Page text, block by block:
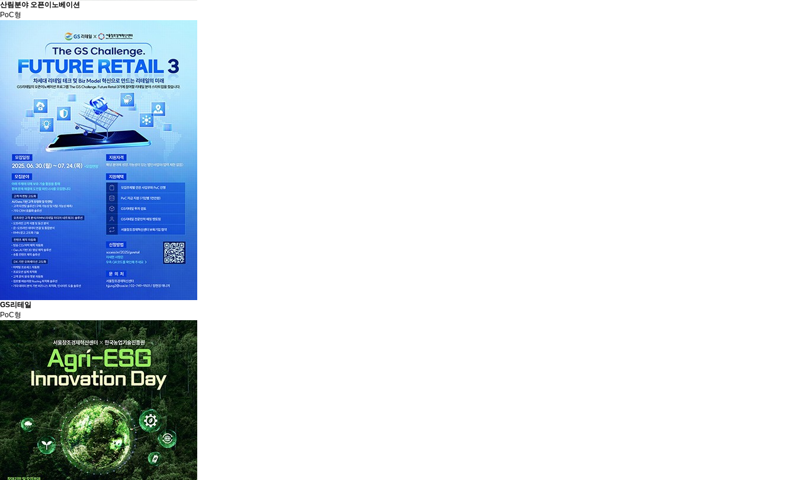
산림분야 오픈이노베이션
PoC형
GS리테일
PoC형